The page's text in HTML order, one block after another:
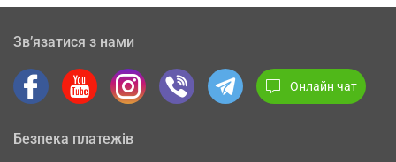
Зв’язатися з нами
Онлайн чат
Безпека платежів